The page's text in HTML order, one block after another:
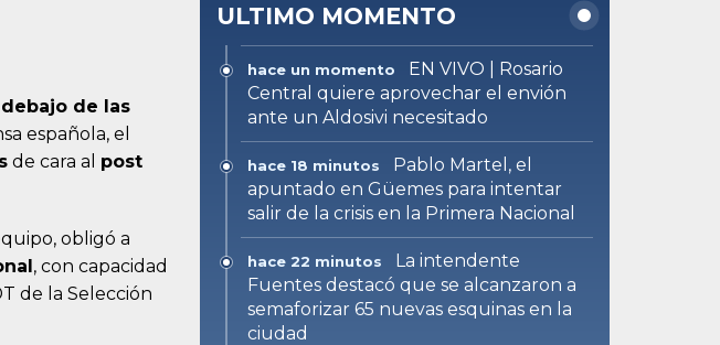
de las
española, el
de cara al post
obligó a
, con capacidad
de la Selección
ULTIMO MOMENTO
hace un momento
EN VIVO | Rosario
Central quiere aprovechar el envión
ante un Aldosivi necesitado
hace 18 minutos
Pablo Martel, el
apuntado en Güemes para intentar
salir de la crisis en la Primera Nacional
hace 22 minutos
La intendente
Fuentes destacó que se alcanzaron a
semaforizar 65 nuevas esquinas en la
ciudad